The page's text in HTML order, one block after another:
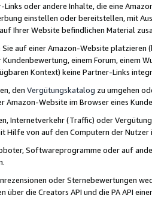
Links oder andere Inhalte, die eine
einstellen oder bereitstellen, mit
Ihrer Website befindlichen Material
Sie auf einer Amazon-Website
einem Forum, einem
Kontext) keine Partner-Links
den Vergütungskatalog zu umgehen
Amazon-Website im Browser eines
Internetverkehr (Traffic) oder
Hilfe von auf den Computern der
Softwareprogramme oder auf
oder Sternebewertungen
über die Creators API und die PA API